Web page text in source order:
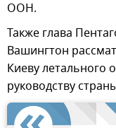
ООН.
Также глава
Вашингтон
Киеву летального
руководству